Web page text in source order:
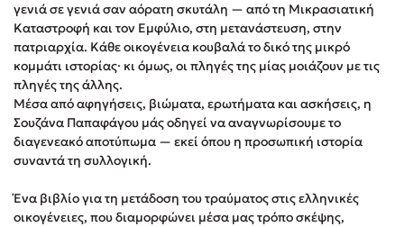
Sebastian Fitzek
Freida McFadden
Κατρίνα Τσάνταλη
Lucinda Riley
Mimi Matthews
Benzamin Bécue
Rebecca Yarros
Teo Benedetti
Τζένη Κουτσοδημητροπούλου
γενιά σε γενιά σαν αόρατη σκυτάλη — από τη Μικρασιατική
Καταστροφή και τον Εμφύλιο, στη μετανάστευση, στην
πατριαρχία. Κάθε οικογένεια κουβαλά το δικό της μικρό
κομμάτι ιστορίας· κι όμως, οι πληγές της μίας μοιάζουν με τις
πληγές της άλλης.
Μέσα από αφηγήσεις, βιώματα, ερωτήματα και ασκήσεις, η
Σουζάνα Παπαφάγου μάς οδηγεί να αναγνωρίσουμε το
διαγενεακό αποτύπωμα — εκεί όπου η προσωπική ιστορία
συναντά τη συλλογική.
Ένα βιβλίο για τη μετάδοση του τραύματος στις ελληνικές
οικογένειες, που διαμορφώνει μέσα μας τρόπο σκέψης,